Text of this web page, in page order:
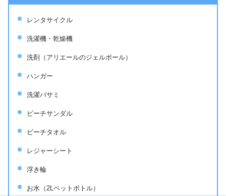
レンタサイクル
洗濯機・乾燥機
洗剤（アリエールのジェルボール）
ハンガー
洗濯バサミ
ビーチサンダル
ビーチタオル
レジャーシート
浮き輪
お水（2Lペットボトル）